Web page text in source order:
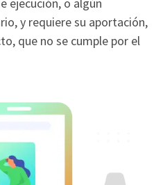
ejecución, o algún
y requiere su aportación,
que no se cumple por el